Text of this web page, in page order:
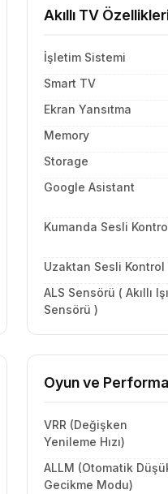
Akıllı TV
İşletim Sistemi
Smart TV
Ekran Yansıtma
Memory
Storage
Google Asistant
Kumanda Sesli
Uzaktan Sesli Kontrol
ALS Sensörü ( Akıllı
Sensörü )
Oyun ve
VRR (Değişken
Yenileme Hızı)
ALLM (Otomatik
Gecikme Modu)